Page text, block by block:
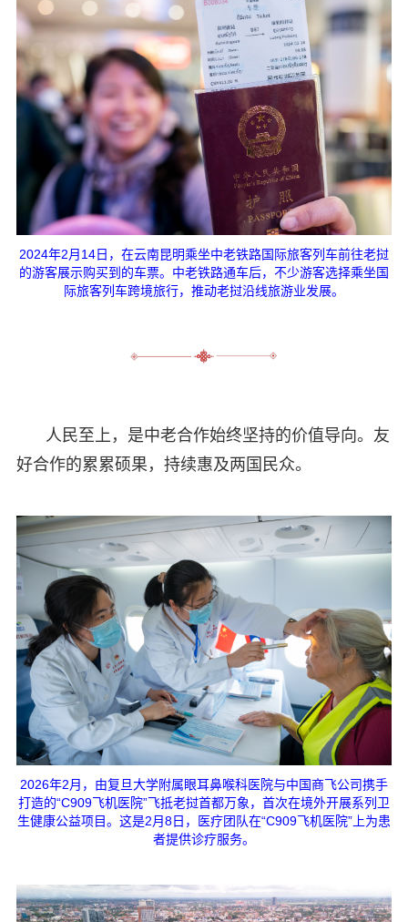
2024年2月14日，在云南昆明乘坐中老铁路国际旅客列车前往老挝
的游客展示购买到的车票。中老铁路通车后，不少游客选择乘坐国
际旅客列车跨境旅行，推动老挝沿线旅游业发展。
人民至上，是中老合作始终坚持的价值导向。友
好合作的累累硕果，持续惠及两国民众。
2026年2月，由复旦大学附属眼耳鼻喉科医院与中国商飞公司携手
打造的“C909飞机医院”飞抵老挝首都万象，首次在境外开展系列卫
生健康公益项目。这是2月8日，医疗团队在“C909飞机医院”上为患
者提供诊疗服务。